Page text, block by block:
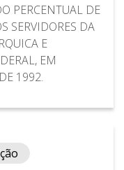
PERCENTUAL DE
SERVIDORES DA
E
EM
1992.